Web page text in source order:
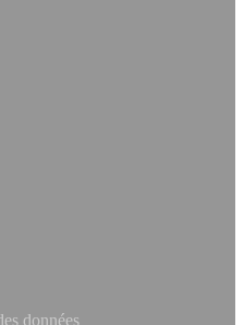
données